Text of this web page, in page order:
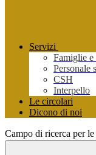
Servizi
Famiglie e
Personale
CSH
Interpello
Le circolari
Dicono di noi
Campo di ricerca per